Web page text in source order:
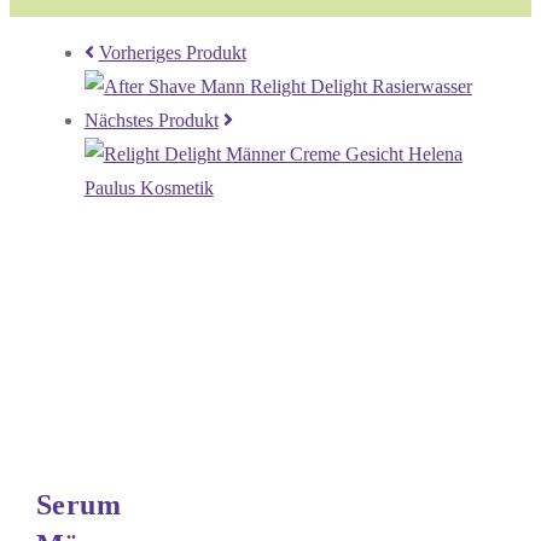
Vorheriges Produkt
Nächstes Produkt
Serum